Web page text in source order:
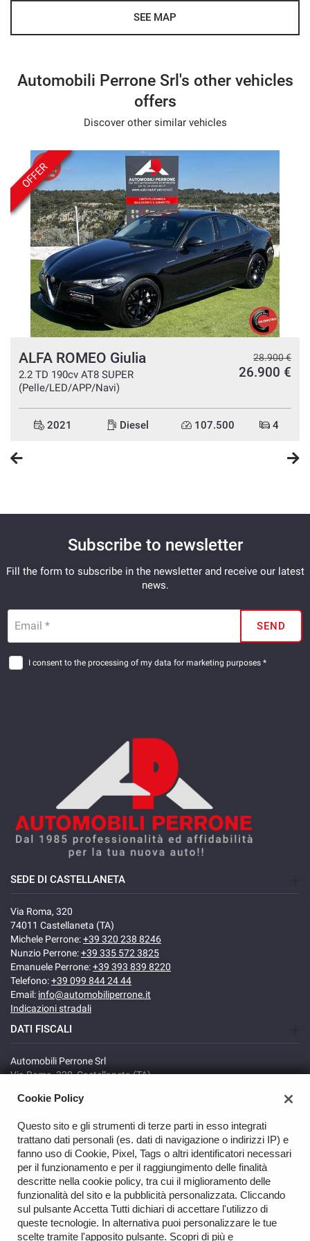
- Wir sprechen Deutsch
- Hablamos español
SEE MAP
Automobili Perrone Srl's other vehicles
offers
Discover other similar vehicles
OFFER
ALFA ROMEO Giulia
2.2 TD 190cv AT8 SUPER
(Pelle/LED/APP/Navi)
28.900 €
26.900 €
2021 Diesel 107.500 4
Subscribe to newsletter
Fill the form to subscribe in the newsletter and receive our latest
news.
Email * SEND
I consent to the processing of my data for marketing purposes *
SEDE DI CASTELLANETA
Via Roma, 320
74011 Castellaneta (TA)
Michele Perrone:+39 320 238 8246
Nunzio Perrone:+39 335 572 3825
Emanuele Perrone:+39 393 839 8220
Telefono:+39 099 844 24 44
Email: info@automobiliperrone.it
Indicazioni stradali
DATI FISCALI
Automobili Perrone Srl
Via Roma, 320, Castellaneta (TA)
Registro delle imprese: TA
Cookie Policy
Questo sito e gli strumenti di terze parti in esso integrati
trattano dati personali (es. dati di navigazione o indirizzi IP) e
fanno uso di Cookie, Pixel, Tags o altri identificatori necessari
per il funzionamento e per il raggiungimento delle finalità
descritte nella cookie policy, tra cui il miglioramento delle
funzionalità del sito e la pubblicità personalizzata. Cliccando
sul pulsante Accetta Tutti dichiari di accettare l'utilizzo di
queste tecnologie. In alternativa puoi personalizzare le tue
scelte tramite l'apposito pulsante. Scopri di più e